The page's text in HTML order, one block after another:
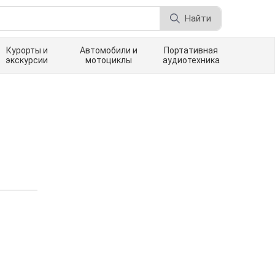
Найти
Курорты и
экскурсии
Автомобили и
мотоциклы
Портативная
аудиотехника